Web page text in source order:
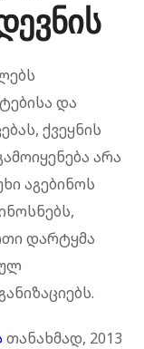
და
ქვეყნის
არა
აგებინოს
დარტყმა
თანახმად, 2013